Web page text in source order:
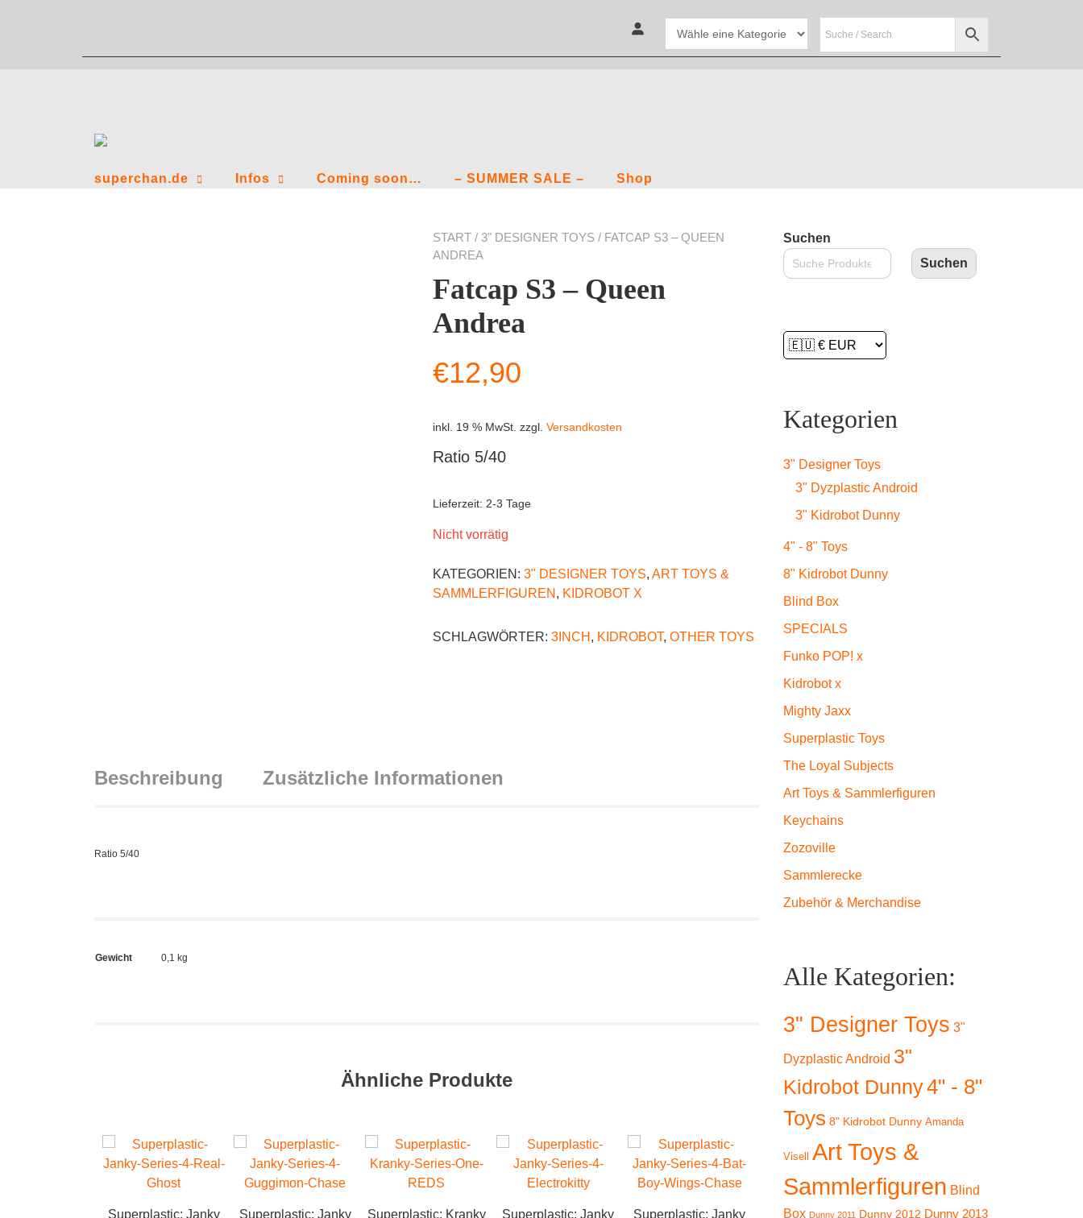
superchan.de Infos Coming soon… – SUMMER SALE – Shop
START / 3" DESIGNER TOYS / FATCAP S3 – QUEEN
ANDREA
Fatcap S3 – Queen
Andrea
€12,90
inkl. 19 % MwSt. zzgl. Versandkosten
Ratio 5/40
Lieferzeit: 2-3 Tage
Nicht vorrätig
KATEGORIEN: 3" DESIGNER TOYS, ART TOYS &
SAMMLERFIGUREN , KIDROBOT X
SCHLAGWÖRTER: 3INCH , KIDROBOT, OTHER TOYS
Beschreibung Zusätzliche Informationen
Ratio 5/40
Gewicht 0,1 kg
Ähnliche Produkte
Superplastic: Janky
Superplastic: Janky
Superplastic: Kranky
Superplastic: Janky
Superplastic: Janky
Superplastic: Janky
Suchen
Suchen
Kategorien
3" Designer Toys
3" Dyzplastic Android
3" Kidrobot Dunny
4" - 8" Toys
8" Kidrobot Dunny
Blind Box
SPECIALS
Funko POP! x
Kidrobot x
Mighty Jaxx
Superplastic Toys
The Loyal Subjects
Art Toys & Sammlerfiguren
Keychains
Zozoville
Sammlerecke
Zubehör & Merchandise
Alle Kategorien:
3" Designer Toys 3"
Dyzplastic Android 3"
Kidrobot Dunny4" - 8"
Toys 8" Kidrobot Dunny Amanda
Visell
Art Toys &
Sammlerfiguren Blind
Box Dunny 2011 Dunny 2012 Dunny 2013